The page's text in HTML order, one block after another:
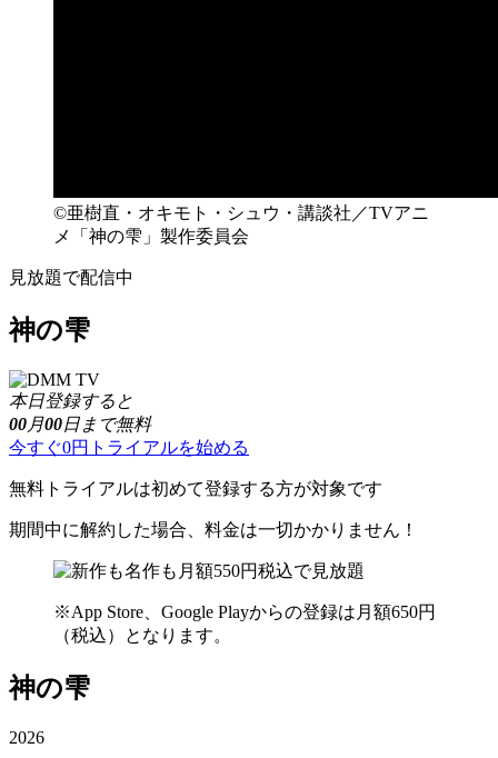
©亜樹直・オキモト・シュウ・講談社／TVアニ
メ「神の雫」製作委員会
見放題で配信中
神の雫
本日登録すると
00月00日まで無料
今すぐ0円トライアルを始める
無料トライアルは初めて登録する方が対象です
期間中に解約した場合、料金は一切かかりません！
※App Store、Google Playからの登録は月額650円
（税込）となります。
神の雫
2026